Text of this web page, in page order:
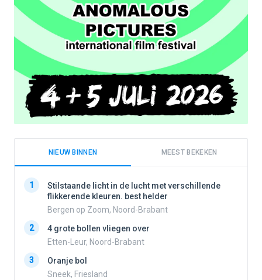
NIEUW BINNEN MEEST BEKEKEN
1
Stilstaande licht in de lucht met verschillende
flikkerende kleuren. best helder
Bergen op Zoom, Noord-Brabant
2
4 grote bollen vliegen over
Etten-Leur, Noord-Brabant
3
Oranje bol
Sneek, Friesland